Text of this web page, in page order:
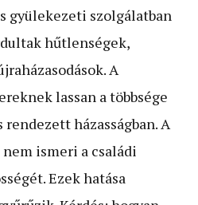
gyülekezeti szolgálatban
hűtlenségek,
A
lassan a többsége
házasságban. A
ismeri a családi
Ezek hatása